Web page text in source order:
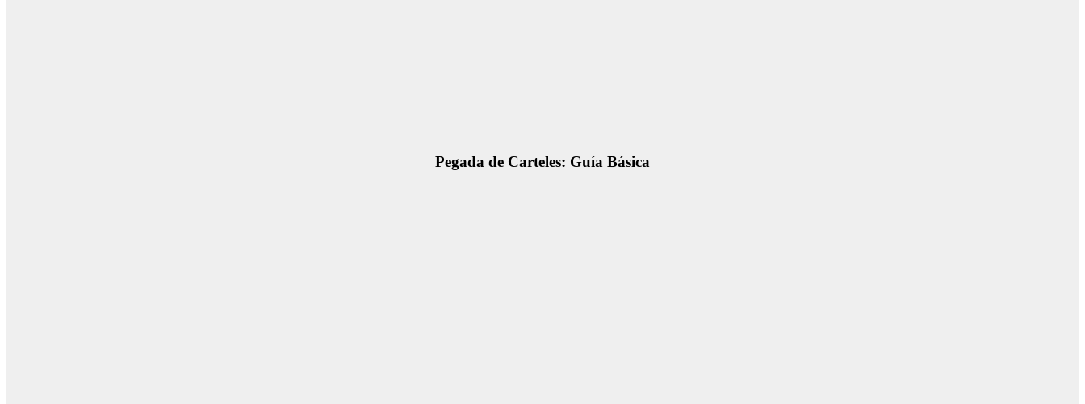
Pegada de Carteles: Guía Básica